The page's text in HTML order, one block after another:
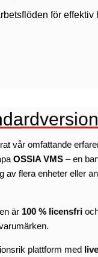
för
vår omfattande
OSSIA VMS – en
av flera enheter eller
är 100 % licensfri
plattform med